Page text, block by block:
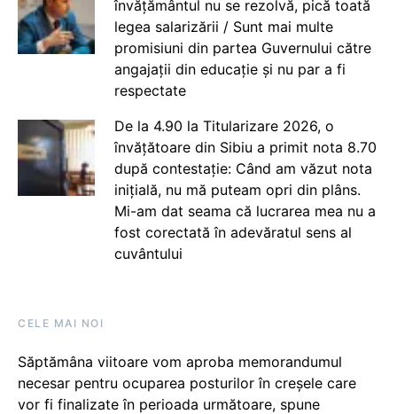
învățământul nu se rezolvă, pică toată
legea salarizării / Sunt mai multe
promisiuni din partea Guvernului către
angajații din educație și nu par a fi
respectate
De la 4.90 la Titularizare 2026, o
învățătoare din Sibiu a primit nota 8.70
după contestație: Când am văzut nota
inițială, nu mă puteam opri din plâns.
Mi-am dat seama că lucrarea mea nu a
fost corectată în adevăratul sens al
cuvântului
CELE MAI NOI
Săptămâna viitoare vom aproba memorandumul
necesar pentru ocuparea posturilor în creșele care
vor fi finalizate în perioada următoare, spune